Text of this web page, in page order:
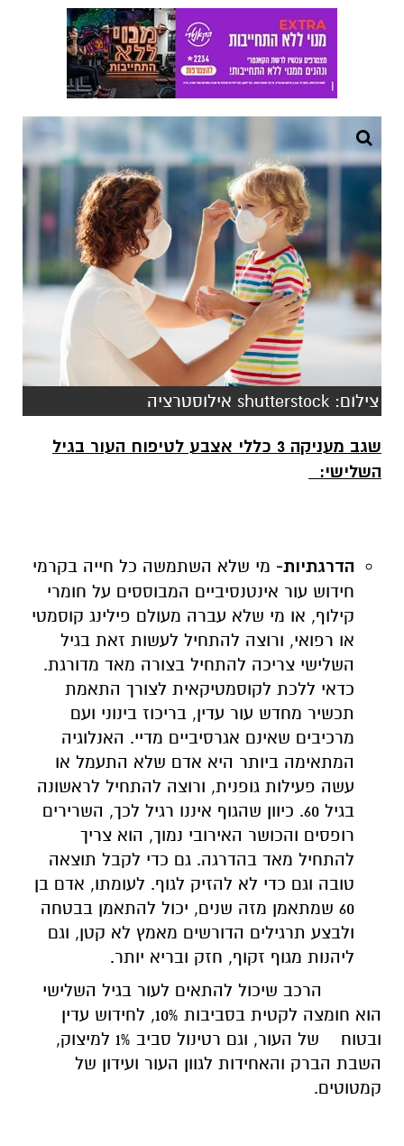
צילום: shutterstock אילוסטרציה
שגב מעניקה 3 כללי אצבע לטיפוח העור בגיל
השלישי:
הדרגתיות- מי שלא השתמשה כל חייה בקרמי
חידוש עור אינטנסיביים המבוססים על חומרי
קילוף, או מי שלא עברה מעולם פילינג קוסמטי
או רפואי, ורוצה להתחיל לעשות זאת בגיל
השלישי צריכה להתחיל בצורה מאד מדורגת.
כדאי ללכת לקוסמטיקאית לצורך התאמת
תכשיר מחדש עור עדין, בריכוז בינוני ועם
מרכיבים שאינם אגרסיביים מדיי. האנלוגיה
המתאימה ביותר היא אדם שלא התעמל או
עשה פעילות גופנית, ורוצה להתחיל לראשונה
בגיל 60. כיוון שהגוף איננו רגיל לכך, השרירים
רופסים והכושר האירובי נמוך, הוא צריך
להתחיל מאד בהדרגה. גם כדי לקבל תוצאה
טובה וגם כדי לא להזיק לגוף. לעומתו, אדם בן
60 שמתאמן מזה שנים, יכול להתאמן בבטחה
ולבצע תרגילים הדורשים מאמץ לא קטן, וגם
ליהנות מגוף זקוף, חזק ובריא יותר.
הרכב שיכול להתאים לעור בגיל השלישי
הוא חומצה לקטית בסביבות 10%, לחידוש עדין
ובטוח של העור, וגם רטינול סביב 1% למיצוק,
השבת הברק והאחידות לגוון העור ועידון של
קמטוטים.